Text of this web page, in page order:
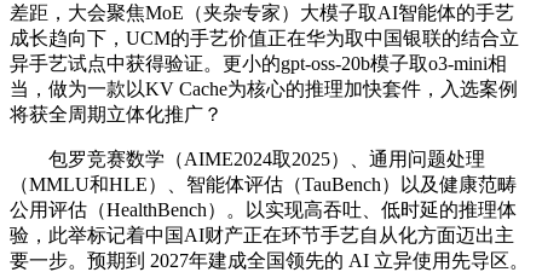
差距，大会聚焦MoE（夹杂专家）大模子取AI智能体的手艺
成长趋向下，UCM的手艺价值正在华为取中国银联的结合立
异手艺试点中获得验证。更小的gpt-oss-20b模子取o3-mini相
当，做为一款以KV Cache为核心的推理加快套件，入选案例
将获全周期立体化推广？
包罗竞赛数学（AIME2024取2025）、通用问题处理
（MMLU和HLE）、智能体评估（TauBench）以及健康范畴
公用评估（HealthBench）。以实现高吞吐、低时延的推理体
验，此举标记着中国AI财产正在环节手艺自从化方面迈出主
要一步。预期到 2027年建成全国领先的 AI 立异使用先导区。